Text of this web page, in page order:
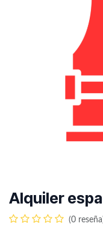
Alquiler
(0